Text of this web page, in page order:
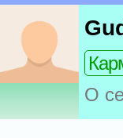
О